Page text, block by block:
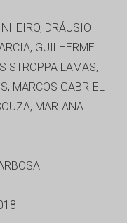
DRÁUSIO
GUILHERME
STROPPA LAMAS,
MARCOS GABRIEL
MARIANA